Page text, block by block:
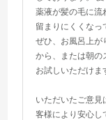
薬液が髪の毛に流
留まりにくくなっ
ぜひ、お風呂上が
から、または朝の
お試しいただけま
いただいたご意見
客様により安心し